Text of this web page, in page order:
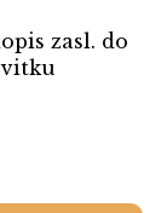
zasl. do